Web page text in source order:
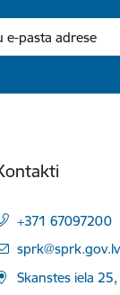
+371 67097200
E-pasts:
sprk@sprk.gov.lv
Skanstes iela